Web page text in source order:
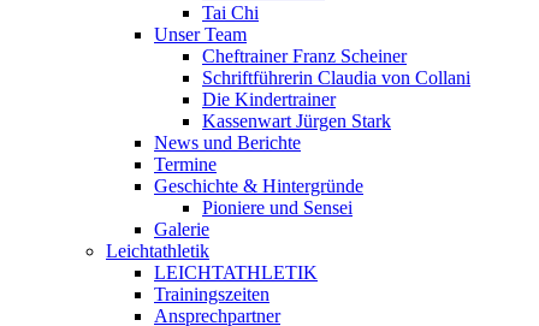
Tai Chi
Unser Team
Cheftrainer Franz Scheiner
Schriftführerin Claudia von Collani
Die Kindertrainer
Kassenwart Jürgen Stark
News und Berichte
Termine
Geschichte & Hintergründe
Pioniere und Sensei
Galerie
Leichtathletik
LEICHTATHLETIK
Trainingszeiten
Ansprechpartner